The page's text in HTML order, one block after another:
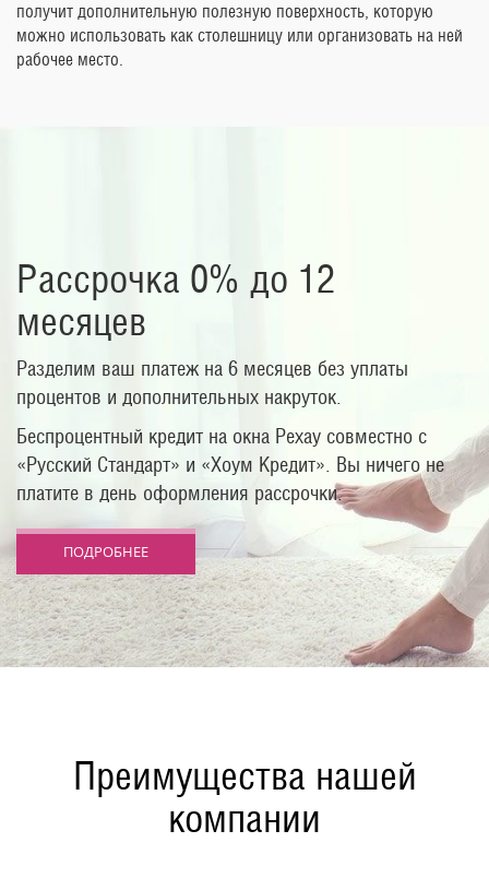
получит дополнительную полезную поверхность, которую
можно использовать как столешницу или организовать на ней
рабочее место.
Рассрочка 0% до 12
месяцев
Разделим ваш платеж на 6 месяцев без уплаты
процентов и дополнительных накруток.
Беспроцентный кредит на окна Рехау совместно с
«Русский Стандарт» и «Хоум Кредит». Вы ничего не
платите в день оформления рассрочки.
ПОДРОБНЕЕ
Преимущества нашей
компании